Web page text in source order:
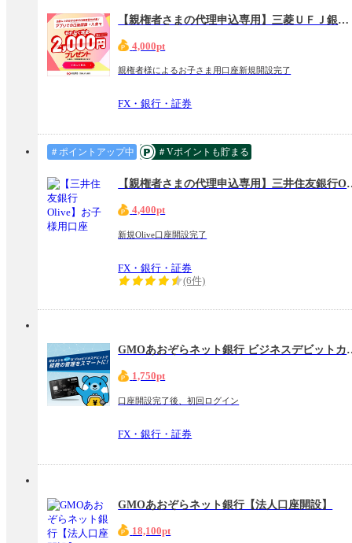
【親権者さまの代理申込専用】三菱ＵＦＪ銀行 お子さま用口座
4,000pt
親権者様によるお子さま用口座新規開設完了
FX・銀行・証券
＃ポイントアップ中 ＃Vポイントも貯まる
【親権者さまの代
4,400pt
新規Olive口座開設完了
FX・銀行・証券
(6件)
GMOあおぞら
1,750pt
口座開設完了後、初回ログイン
FX・銀行・証券
GMOあおぞらネット銀行【法人口座開設】
18,100pt